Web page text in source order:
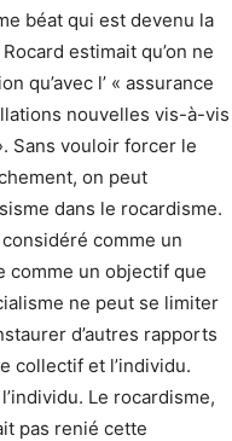
béat qui est devenu la
estimait qu’on ne
qu’avec l’ « assurance
nouvelles vis-à-vis
Sans vouloir forcer le
on peut
dans le rocardisme.
comme un
comme un objectif que
ne peut se limiter
d’autres rapports
collectif et l’individu.
Le rocardisme,
pas renié cette